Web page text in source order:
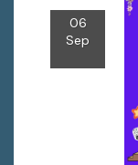
06
Sep